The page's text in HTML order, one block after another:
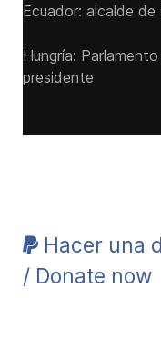
Ecuador: alcalde
Hungría:
presidente
Hacer una
/ Donate now